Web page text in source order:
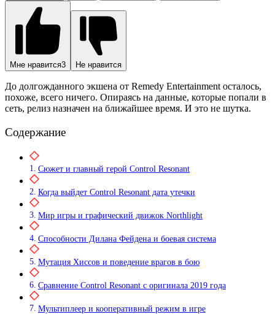
Мне нравится3 Не нравится
До долгожданного экшена от Remedy Entertainment осталось,
похоже, всего ничего. Опираясь на данные, которые попали в
сеть, релиз назначен на ближайшее время. И это не шутка.
Содержание
Сюжет и главный герой Control Resonant
Когда выйдет Control Resonant дата утечки
Мир игры и графический движок Northlight
Способности Дилана Фейдена и боевая система
Мутация Хиссов и поведение врагов в бою
Сравнение Control Resonant с оригинала 2019 года
Мультиплеер и кооперативный режим в игре